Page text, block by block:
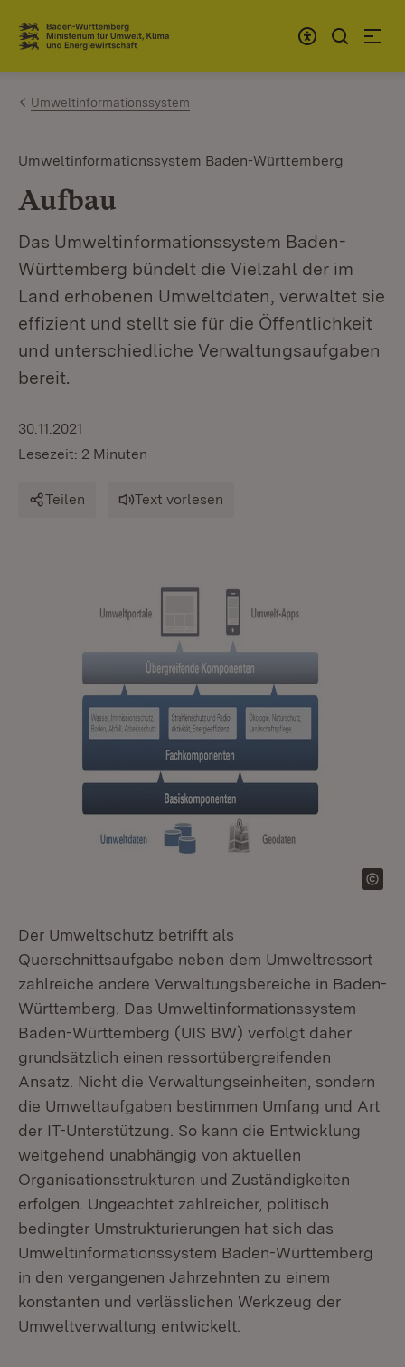
Zum Inhalt springen
Link zur Startseite
Umweltinformationssystem
Umweltinformationssystem Baden-Württemberg
Aufbau
Das Umweltinformationssystem Baden-
Württemberg bündelt die Vielzahl der im
Land erhobenen Umweltdaten, verwaltet sie
effizient und stellt sie für die Öffentlichkeit
und unterschiedliche Verwaltungsaufgaben
bereit.
30.11.2021
Lesezeit: 2 Minuten
Teilen Text vorlesen
Der Umweltschutz betrifft als
Querschnittsaufgabe neben dem Umweltressort
zahlreiche andere Verwaltungsbereiche in Baden-
Württemberg. Das Umweltinformationssystem
Baden-Württemberg (UIS BW) verfolgt daher
grundsätzlich einen ressortübergreifenden
Ansatz. Nicht die Verwaltungseinheiten, sondern
die Umweltaufgaben bestimmen Umfang und Art
der IT-Unterstützung. So kann die Entwicklung
weitgehend unabhängig von aktuellen
Organisationsstrukturen und Zuständigkeiten
erfolgen. Ungeachtet zahlreicher, politisch
bedingter Umstrukturierungen hat sich das
Umweltinformationssystem Baden-Württemberg
in den vergangenen Jahrzehnten zu einem
konstanten und verlässlichen Werkzeug der
Umweltverwaltung entwickelt.